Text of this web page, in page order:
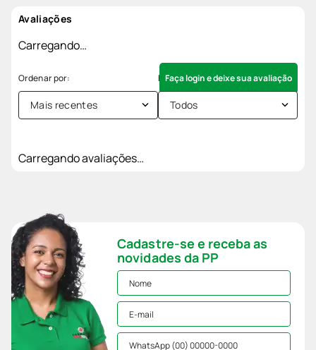
Avaliações
Carregando…
Faça login e deixe sua avaliação
Mais recentes Todos
Carregando avaliações…
Cadastre-se e receba as
novidades da PP